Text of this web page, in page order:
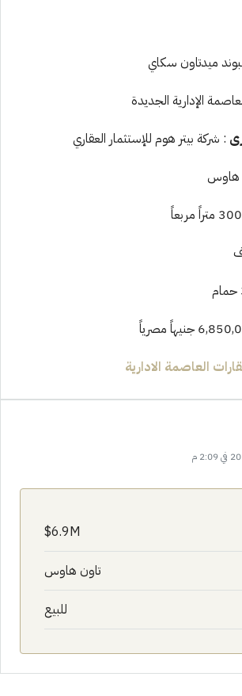
ميدتاون سكاي
الإدارية الجديدة
: شركة بيتر هوم للإستثمار العقاري
هاوس
العاصمة الادارية
6.9M$
تاون هاوس
للبيع